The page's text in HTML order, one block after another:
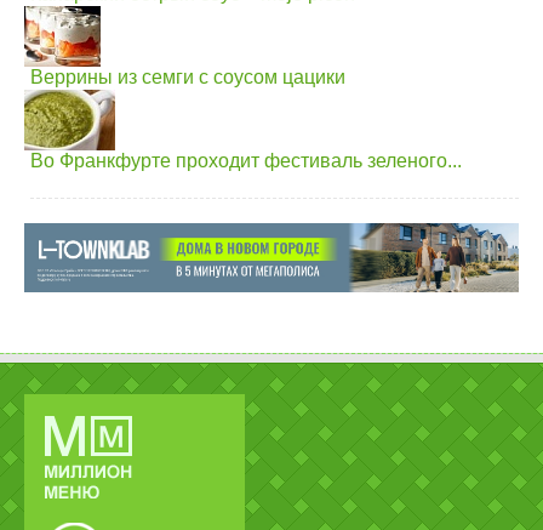
Веррины из семги с соусом цацики
Во Франкфурте проходит фестиваль зеленого...